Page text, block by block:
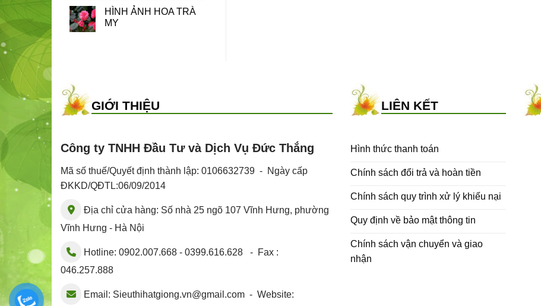
HÌNH ẢNH HOA TRÀ
MY
GIỚI THIỆU
Công ty TNHH Đầu Tư và Dịch Vụ Đức Thắng
Mã số thuế/Quyết định thành lập: 0106632739 - Ngày cấp
ĐKKD/QĐTL:06/09/2014
Địa chỉ cửa hàng: Số nhà 25 ngõ 107 Vĩnh Hưng, phường
Vĩnh Hưng - Hà Nội
Hotline: 0902.007.668 - 0399.616.628 - Fax :
046.257.888
Email: Sieuthihatgiong.vn@gmail.com - Website:
LIÊN KẾT
Hình thức thanh toán
Chính sách đổi trả và hoàn tiền
Chính sách quy trình xử lý khiếu nại
Quy định về bảo mật thông tin
Chính sách vận chuyển và giao
nhận